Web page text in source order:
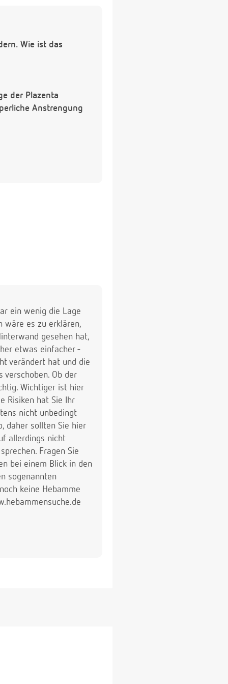
Wie ist das
der Plazenta
Anstrengung
bedeuten HW und
ein wenig die Lage
wäre es zu erklären,
gesehen hat,
etwas einfacher -
verändert hat und die
Ob der
Wichtiger ist hier
Risiken hat Sie Ihr
nicht unbedingt
daher sollten Sie hier
allerdings nicht
Fragen Sie
bei einem Blick in den
sogenannten
keine Hebamme